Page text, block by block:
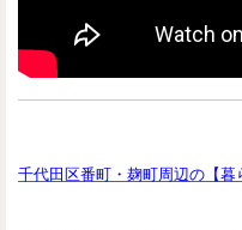
千代田区番町・麹町周辺の【